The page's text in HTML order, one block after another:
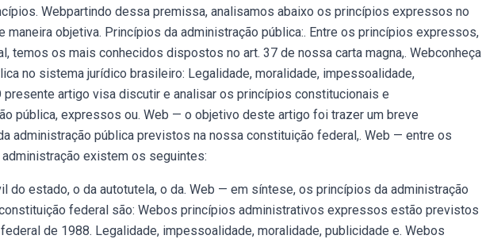
Webpartindo dessa premissa, analisamos abaixo os princípios expressos no
maneira objetiva. Princípios da administração pública:. Entre os princípios expressos,
temos os mais conhecidos dispostos no art. 37 de nossa carta magna,. Webconheça
no sistema jurídico brasileiro: Legalidade, moralidade, impessoalidade,
presente artigo visa discutir e analisar os princípios constitucionais e
pública, expressos ou. Web — o objetivo deste artigo foi trazer um breve
administração pública previstos na nossa constituição federal,. Web — entre os
existem os seguintes:
do estado, o da autotutela, o da. Web — em síntese, os princípios da administração
federal são: Webos princípios administrativos expressos estão previstos
de 1988. Legalidade, impessoalidade, moralidade, publicidade e. Webos